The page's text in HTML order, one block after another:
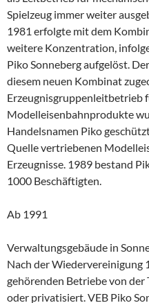
Spielzeug immer weiter
1981 erfolgte mit dem
weitere Konzentration,
Piko Sonneberg aufgelöst.
diesem neuen Kombinat
Erzeugnisgruppenleitbetrieb
Modelleisenbahnprodukte
Handelsnamen Piko
Quelle vertriebenen
Erzeugnisse. 1989 bestand
1000 Beschäftigten.
Ab 1991
Verwaltungsgebäude in
Nach der Wiedervereinigung
gehörenden Betriebe von
oder privatisiert. VEB Piko